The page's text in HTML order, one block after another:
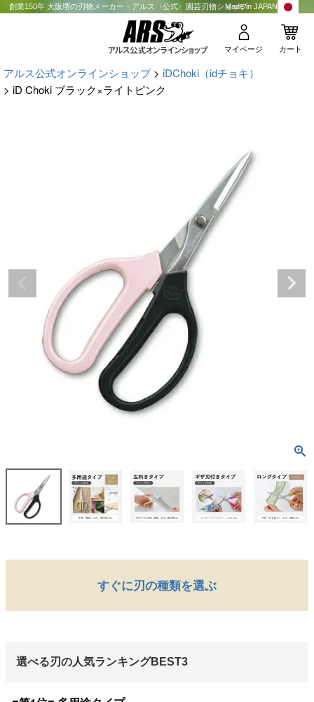
創業150年 大阪堺の刃物メーカー・アルス〈公式〉園芸刃物ショップMade in JAPAN
マイページ カート
アルス公式オンラインショップ
iDChoki（idチョキ）
iD Choki ブラック×ライトピンク
すぐに刃の種類を選ぶ
選べる刃の人気ランキングBEST3